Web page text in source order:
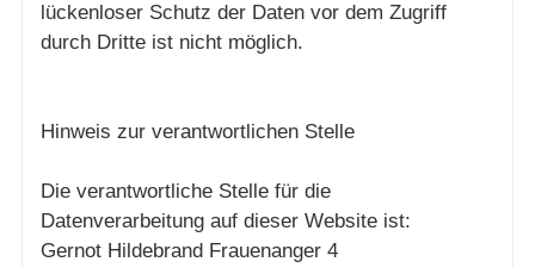
lückenloser Schutz der Daten vor dem Zugriff
durch Dritte ist nicht möglich.
Hinweis zur verantwortlichen Stelle
Die verantwortliche Stelle für die
Datenverarbeitung auf dieser Website ist:
Gernot Hildebrand Frauenanger 4